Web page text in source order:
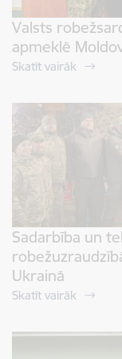
Valsts
apmeklē
Skatīt vairāk
Sadarbība un
Ukrainā
Skatīt vairāk